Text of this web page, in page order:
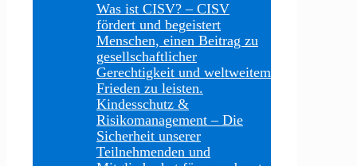
Was ist CISV? – CISV
fördert und begeistert
Menschen, einen Beitrag zu
gesellschaftlicher
Gerechtigkeit und weltweitem
Frieden zu leisten.
Kindesschutz &
Risikomanagement – Die
Sicherheit unserer
Teilnehmenden und